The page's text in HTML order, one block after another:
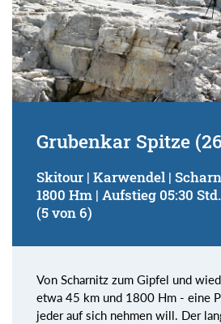
Grubenkar Spitze
Skitour | Karwendel |
1800 Hm | Aufstieg 05:30
(5 von 6)
Von Scharnitz zum Gipfel und
etwa 45 km und 1800 Hm - eine
jeder auf sich nehmen will. Der